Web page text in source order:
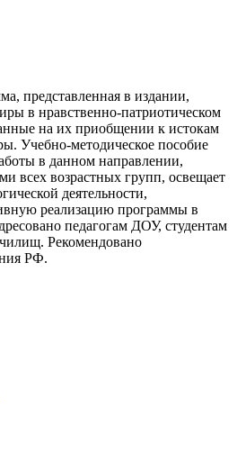
представленная в издании,
в нравственно-патриотическом
на их приобщении к истокам
Учебно-методическое пособие
в данном направлении,
всех возрастных групп, освещает
деятельности,
реализацию программы в
педагогам ДОУ, студентам
Рекомендовано
РФ.